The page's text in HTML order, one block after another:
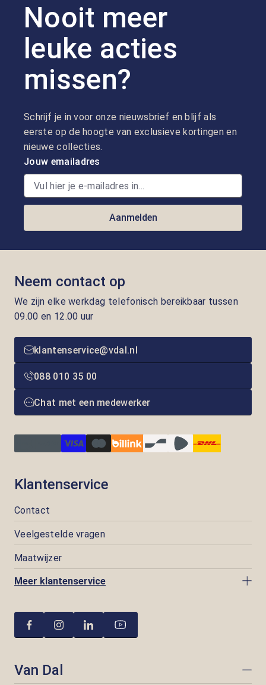
Nooit meer
leuke acties
missen?
Schrijf je in voor onze nieuwsbrief en blijf als
eerste op de hoogte van exclusieve kortingen en
nieuwe collecties.
Jouw emailadres
Aanmelden
Neem contact op
We zijn elke werkdag telefonisch bereikbaar tussen
09.00 en 12.00 uur
klantenservice@vdal.nl
088 010 35 00
Chat met een medewerker
Klantenservice
Contact
Veelgestelde vragen
Maatwijzer
Meer klantenservice
Van Dal